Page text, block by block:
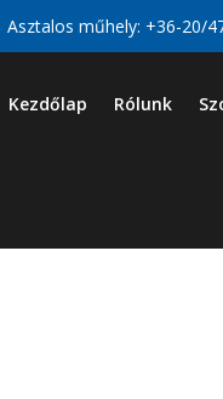
műhely: +36-20/
Kezdőlap Rólunk